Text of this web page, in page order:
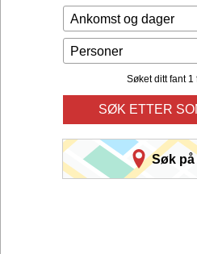
Ankomst og dager
Personer
Søket ditt fant 1
SØK ETTER
Søk